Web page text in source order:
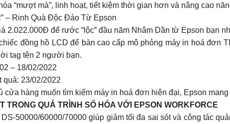
“mượt mà”, linh hoạt, tiết kiệm thời gian hơn và nâng cao
– Rinh Quà Độc Đáo Từ Epson
2.022.000Đ để rước “lộc” đầu năm Nhâm Dần từ Epson bạn
đồng hồ LCD để bàn cao cấp mô phỏng máy in hoá đơn
tag tên 2 người bạn.
– 18/02/2022
quả: 23/02/2022
cửa hàng muốn tìm kiếm máy in hoá đơn hiện đại, Epson
TRONG QUÁ TRÌNH SỐ HÓA VỚI EPSON WORKFORCE
DS-50000/60000/70000 giúp giảm tối đa sai sót và công tác